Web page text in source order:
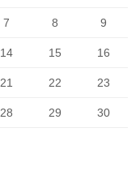
7 8 9
14 15 16
21 22 23
28 29 30